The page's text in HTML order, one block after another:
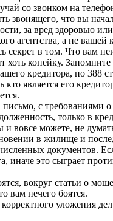
со звонком на
звонящего, что вы
за вред здоровью
агентства, а не
секрет в том. Что вам
хоть копейку.
кредитора, по 388
является его
с требованиями
только в
вовсе можете, не
в жилище и
документов.
иначе это сыграет
вокруг статьи о
вам нечего боятся.
уложения